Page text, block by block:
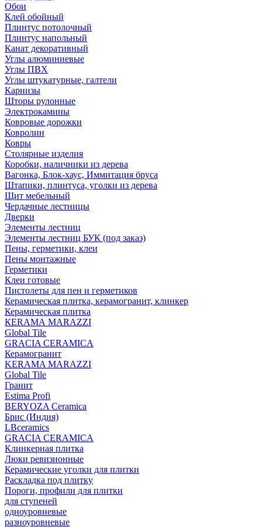
Обои
Клей обойный
Плинтус потолочный
Плинтус напольный
Канат декоративный
Углы алюминиевые
Углы ПВХ
Углы штукатурные, галтели
Карнизы
Шторы рулонные
Электрокамины
Ковровые дорожки
Ковролин
Ковры
Столярные изделия
Коробки, наличники из дерева
Вагонка, Блок-хаус, Иммитация бруса
Штапики, плинтуса, уголки из дерева
Щит мебельный
Чердачные лестницы
Дверки
Элементы лестниц
Элементы лестниц БУК (под заказ)
Пены, герметики, клеи
Пены монтажные
Герметики
Клеи готовые
Пистолеты для пен и герметиков
Керамическая плитка, керамогранит, клинкер
Керамическая плитка
КЕRАМА MARAZZI
Global Tile
GRACIA CERAMICA
Керамогранит
KERAMA MARAZZI
Global Tile
Гранит
Estima Profi
BERYOZA Ceramica
Брис (Индия)
LBceramics
GRACIA CERAMICA
Клинкерная плитка
Люки ревизионные
Керамические уголки для плитки
Раскладка под плитку
Пороги, профили для плитки
для ступеней
одноуровневые
разноуровневые